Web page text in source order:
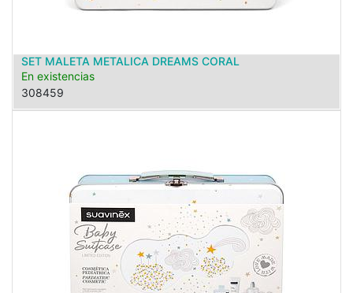
SET MALETA METALICA DREAMS CORAL
En existencias
308459